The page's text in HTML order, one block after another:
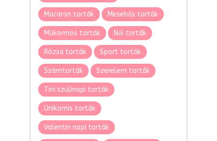
Macaron torták Mesehős torták
Műkörmös torták Női torták
Rózsa torták Sport torták
Számtorták Szerelem torták
Tini szülinapi torták
Unikornis torták
Valentin napi torták